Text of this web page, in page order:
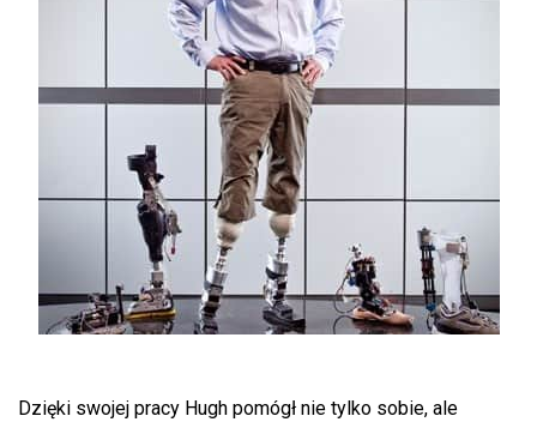
Dzięki swojej pracy Hugh pomógł nie tylko sobie, ale